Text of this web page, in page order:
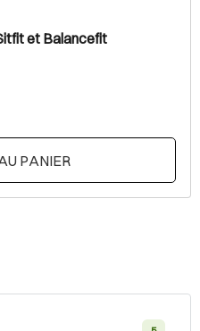
et Balancefit
PANIER